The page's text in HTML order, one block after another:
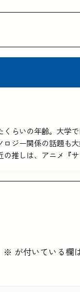
らいの年齢。大学
ジー関係の話題も
推しは、アニメ『サ
※ が付いている欄